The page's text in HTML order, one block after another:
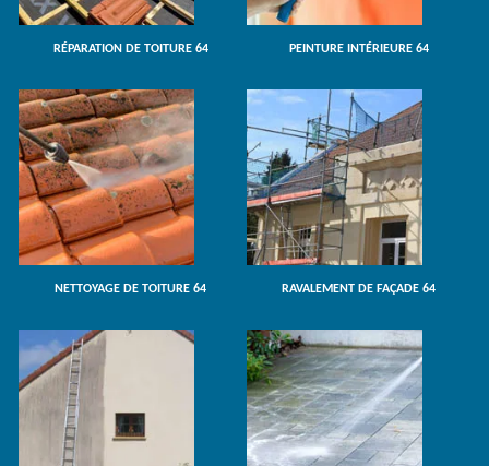
RÉPARATION DE TOITURE 64 PEINTURE INTÉRIEURE 64
NETTOYAGE DE TOITURE 64 RAVALEMENT DE FAÇADE 64